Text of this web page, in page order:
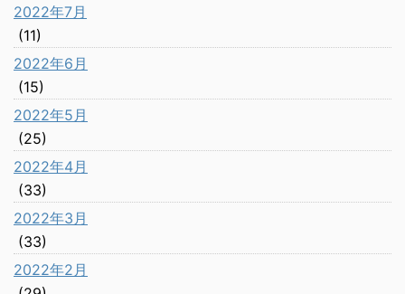
2022年7月
(11)
2022年6月
(15)
2022年5月
(25)
2022年4月
(33)
2022年3月
(33)
2022年2月